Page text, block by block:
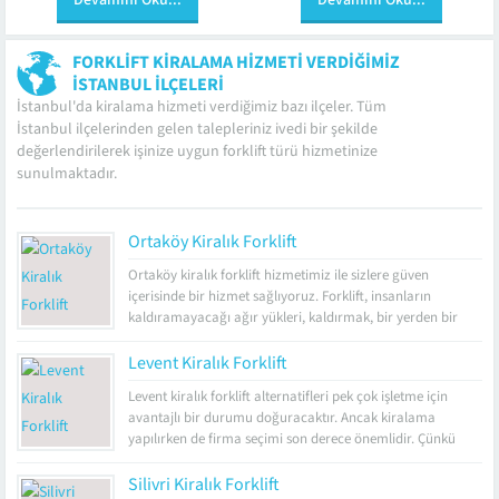
zaman kazandıran bir...
bilgi sahibi...
FORKLIFT KIRALAMA HIZMETI VERDIĞIMIZ
İSTANBUL İLÇELERI
İstanbul'da kiralama hizmeti verdiğimiz bazı ilçeler. Tüm
İstanbul ilçelerinden gelen talepleriniz ivedi bir şekilde
değerlendirilerek işinize uygun forklift türü hizmetinize
sunulmaktadır.
Ortaköy Kiralık Forklift
Ortaköy kiralık forklift hizmetimiz ile sizlere güven
içerisinde bir hizmet sağlıyoruz. Forklift, insanların
kaldıramayacağı ağır yükleri, kaldırmak, bir yerden bir
Makinede bulunan paletlerin üzerine yükler eklenir ve bu
taşımaktır. Taşıma kapasitesi 40 tona kadar ulaşmaktadır.
Makinede...
Levent Kiralık Forklift
Levent kiralık forklift alternatifleri pek çok işletme için
avantajlı bir durumu doğuracaktır. Ancak kiralama
yapılırken de firma seçimi son derece önemlidir. Çünkü
işletmeler bazı sıkıntılar çıkarmaktadır. Peki, forklift nedir?
Silivri Kiralık Forklift